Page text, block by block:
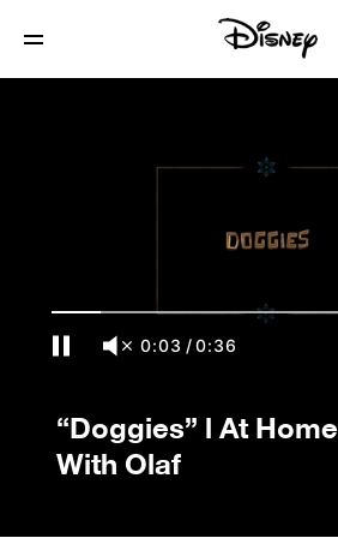
0:04 /0:36
“Doggies” l At Home
With Olaf